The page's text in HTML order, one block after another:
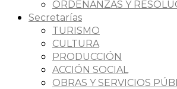
ORDENANZAS Y
Secretarías
TURISMO
CULTURA
PRODUCCIÓN
ACCIÓN SOCIAL
OBRAS Y SERVICIOS